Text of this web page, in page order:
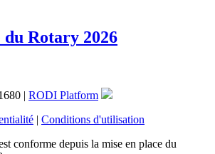
Rotary 2026
| RODI Platform
| Conditions d'utilisation
conforme depuis la mise en place du